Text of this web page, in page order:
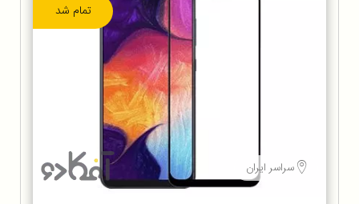
تمام شد
سراسر ایران